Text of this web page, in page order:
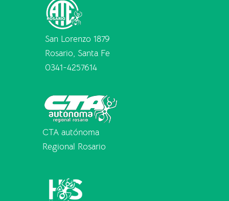
San Lorenzo 1879
Rosario, Santa Fe
0341-4257614
CTA autónoma
Regional Rosario